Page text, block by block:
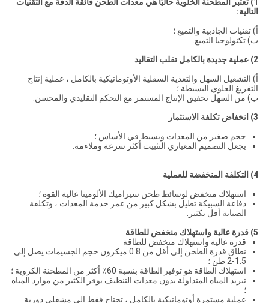
1) تعتبر المطحنة الخلوية حاليًا هي معدات الطحن فائقة الدقة مع التقنيات
التالية:
أ) تقنيات الجاذبية والتميع ؛
ب) تكنولوجيا التميع.
2) عملية جديدة بالكامل تقلب التقاليد
أ) التشغيل السهل والتغذية السفلية الأوتوماتيكية بالكامل ، عملية إنتاج
التفريغ العلوي البسيطة ؛
ب) من السهل تحقيق الإنتاج المستمر مع التحكم التقليدي والمحسن.
3) انخفاض تكلفة الاستثمار
حجم صغير من المعدات وبسيط في الأساس ؛
يجعل التصميم المعياري التثبيت أكثر سرعة وملاءمة.
4) التكلفة المنخفضة للعملية
استهلاك منخفض لوسائط طحن سيراميك الألومينا عالية القوة ؛
دفاعة السبيكة تطيل بشكل كبير من عمر خدمة المعدات ، وتكلفة
الصيانة أقل بكثير.
5) قدرة عالية واستهلاك منخفض للطاقة
قدرة عالية واستهلاك منخفض للطاقة
نطاق قدرة الطحن إلى أقل من 0.8 ميكرون حجم الجسيمات يصل إلى
1.5-2 طن ؛
استهلاك الطاقة هو توفير الطاقة بنسبة 60٪ أكثر من المطحنة الكروية ؛
تبريد المياه المتداولة بدون معدات التنظيف يوفر الكثير من موارد المياه
؛
عملية مستمرة أوتوماتيكية بالكامل ، تحتاج فقط إلى مشغلي دورية.